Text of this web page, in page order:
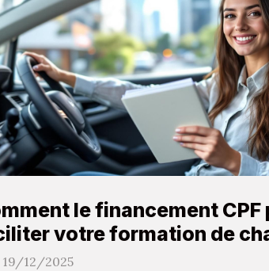
le financement CPF
votre formation de
?
19/12/2025